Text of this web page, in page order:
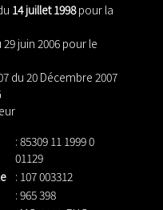
14 juillet 1998pour la
29 juin 2006 pour le
du 20 Décembre 2007
: 85309 11 1999 0
01129
: 107 003312
: 965 398